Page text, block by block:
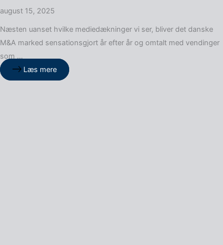
august 15, 2025
Næsten uanset hvilke mediedækninger vi ser, bliver det danske
M&A marked sensationsgjort år efter år og omtalt med vendinger
som …
Læs mere